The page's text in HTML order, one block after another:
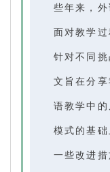
些年来，
面对教学
针对不同
文旨在分
语教学中
模式的基
一些改进